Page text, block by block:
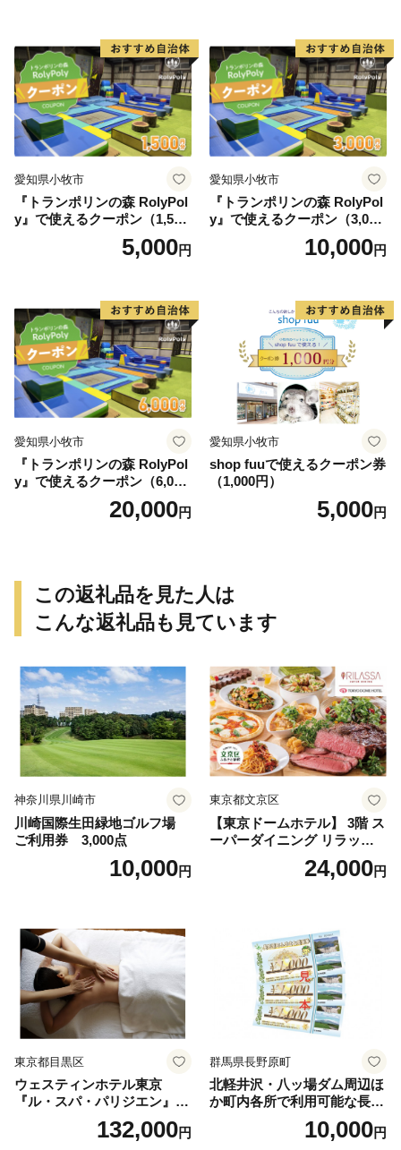
愛知県小牧市
『トランポリンの森 RolyPol
y』で使えるクーポン（1,500
5,000円
愛知県小牧市
『トランポリンの森 RolyPol
y』で使えるクーポン（3,000
10,000円
愛知県小牧市
『トランポリンの森 RolyPol
y』で使えるクーポン（6,000
20,000円
愛知県小牧市
shop fuuで使えるクーポン券
（1,000円）
5,000円
この返礼品を見た人は
こんな返礼品も見ています
神奈川県川崎市
川崎国際生田緑地ゴルフ場
ご利用券 3,000点
10,000円
東京都文京区
【東京ドームホテル】 3階 ス
ーパーダイニング リラッサ
ランチブッフェ お食事券 大
人1名様分 関東 東京 ご利用
24,000円
東京都目黒区
ウェスティンホテル東京
『ル・スパ・パリジエン』選
べるボディセラピー90分/1名
132,000円
群馬県長野原町
北軽井沢・八ッ場ダム周辺ほ
か町内各所で利用可能な長野
原町ふるさと感謝券（3,000
円分）【トラベル 観光 旅行
10,000円